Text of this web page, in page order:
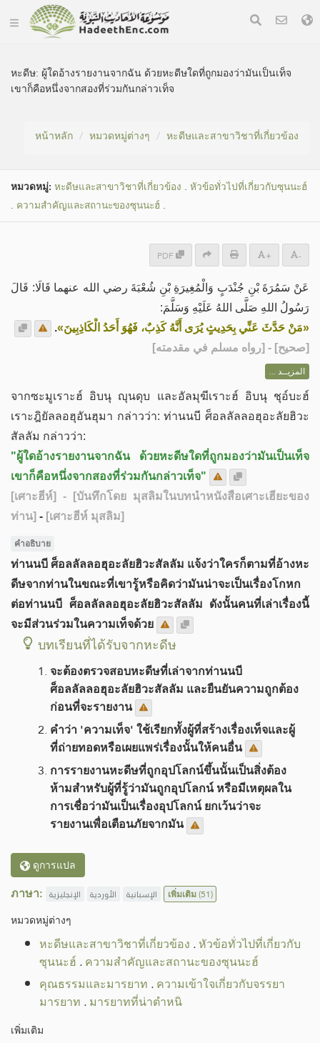
หะดีษ: ผู้ใดอ้างรายงานจากฉัน ด้วยหะดีษใดที่ถูกมองว่ามันเป็นเท็จ
เขาก็คือหนึ่งจากสองที่ร่วมกันกล่าวเท็จ
หน้าหลัก หมวดหมู่​ต่างๆ หะดีษและสาขาวิชาที่เกี่ยวข้อง
หมวดหมู่​: หะดีษและสาขาวิชาที่เกี่ยวข้อง . หัวข้อทั่วไปที่เกี่ยวกับซุนนะฮ์
. ความสำคัญและสถานะของซุนนะฮ์ .
PDF + -
عَنْ سَمُرَةَ بْنِ جُنْدَبٍ وَالْمُغِيرَةِ بْنِ شُعْبَةَ رضي الله عنهما قَالَا: قَالَ
رَسُولُ اللهِ صَلَّى اللهُ عَلَيْهِ وَسَلَّمَ:
«مَنْ حَدَّثَ عَنِّي بِحَدِيثٍ يُرَى أَنَّهُ كَذِبٌ، فَهُوَ أَحَدُ الْكَاذِبِينَ».
[صحيح] - [رواه مسلم في مقدمته]
المزيــد ...
จากซะมูเราะฮ์ อิบนุ ญุนดุบ และอัลมุฆีเราะฮ์ อิบนุ ชุอ์บะฮ์
เราะฎิยัลลอฮุอันฮุมา กล่าวว่า: ท่านนบี ศ็อลลัลลอฮุอะลัยฮิวะ
สัลลัม กล่าวว่า:
"ผู้ใดอ้างรายงานจากฉัน ด้วยหะดีษใดที่ถูกมองว่ามันเป็นเท็จ
เขาก็คือหนึ่งจากสองที่ร่วมกันกล่าวเท็จ"
[เศาะฮีห์]
- [บันทึกโดย มุสลิมในบทนำหนังสือเศาะเฮียะของ
ท่าน] - [เศาะฮีห์ มุสลิม]
คำอธิบาย​
ท่านนบี ศ็อลลัลลอฮุอะลัยฮิวะสัลลัม แจ้งว่าใครก็ตามที่อ้างหะ
ดีษจากท่านในขณะที่เขารู้หรือคิดว่ามันน่าจะเป็นเรื่องโกหก
ต่อท่านนบี ศ็อลลัลลอฮุอะลัยฮิวะสัลลัม ดังนั้นคนที่เล่าเรื่องนี้
จะมีส่วนร่วมในความเท็จด้วย
บทเรียนที่ได้รับจากหะดีษ
จะต้องตรวจสอบหะดีษที่เล่าจากท่านนบี
ศ็อลลัลลอฮุอะลัยฮิวะสัลลัม และยืนยันความถูกต้อง
ก่อนที่จะรายงาน
คำว่า 'ความเท็จ' ใช้เรียกทั้งผู้ที่สร้างเรื่องเท็จและผู้
ที่ถ่ายทอดหรือเผยแพร่เรื่องนั้นให้คนอื่น
การรายงานหะดีษที่ถูกอุปโลกน์ขึ้นนั้นเป็นสิ่งต้อง
ห้ามสำหรับผู้ที่รู้ว่ามันถูกอุปโลกน์ หรือมีเหตุผลใน
การเชื่อว่ามันเป็นเรื่องอุปโลกน์ ยกเว้นว่าจะ
รายงานเพื่อเตือนภัยจากมัน
ดูการแปล
ภาษา: الإنجليزية الأوردية الإسبانية เพิ่มเติม(51)
หมวดหมู่​ต่างๆ
หะดีษและสาขาวิชาที่เกี่ยวข้อง .หัวข้อทั่วไปที่เกี่ยวกับ
ซุนนะฮ์ .ความสำคัญและสถานะของซุนนะฮ์
คุณธรรมและมารยาท .ความเข้าใจเกี่ยวกับจรรยา
มารยาท .มารยาทที่น่าตำหนิ
เพิ่มเติม